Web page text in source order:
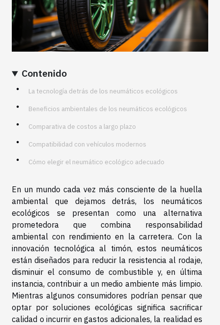
Contenido
La tecnología detrás de los neumáticos ecológicos
Beneficios ambientales de los neumáticos ecológicos
Comparativa de costos a largo plazo
Compatibilidad con vehículos modernos
Cómo elegir el neumático ecológico adecuado
En un mundo cada vez más consciente de la huella
ambiental que dejamos detrás, los neumáticos
ecológicos se presentan como una alternativa
prometedora que combina responsabilidad
ambiental con rendimiento en la carretera. Con la
innovación tecnológica al timón, estos neumáticos
están diseñados para reducir la resistencia al rodaje,
disminuir el consumo de combustible y, en última
instancia, contribuir a un medio ambiente más limpio.
Mientras algunos consumidores podrían pensar que
optar por soluciones ecológicas significa sacrificar
calidad o incurrir en gastos adicionales, la realidad es